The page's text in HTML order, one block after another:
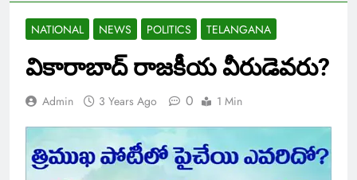
NATIONAL NEWS POLITICS TELANGANA
వికారాబాద్ రాజ‌కీయ వీరుడెవ‌రు?
Admin 3 Years Ago 0 1 Min